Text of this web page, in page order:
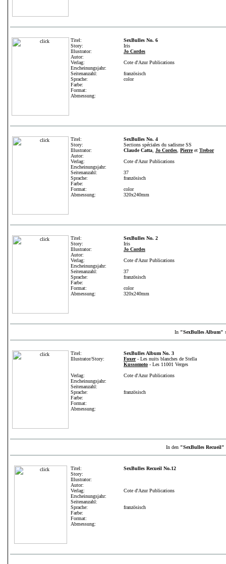
Titel:
Story:
Illustrator:
Autor:
Verlag:
Erscheinungsjahr:
Seitenanzahl:
Sprache:
Farbe:
Format:
Abmessung:
SexBulles No. 6
Iris
Jo Cordes
Cote d'Azur Publications
französisch
color
Titel:
Story:
Illustrator:
Autor:
Verlag:
Erscheinungsjahr:
Seitenanzahl:
Sprache:
Farbe:
Format:
Abmessung:
SexBulles No. 4
Sections spéciales du sadisme SS
Claude Catta Jo Cordes Pierreet Trebor
Cote d'Azur Publications
37
französisch
color
320x240mm
Titel:
Story:
Illustrator:
Autor:
Verlag:
Erscheinungsjahr:
Seitenanzahl:
Sprache:
Farbe:
Format:
Abmessung:
SexBulles No. 2
Iris
Jo Cordes
Cote d'Azur Publications
37
französisch
color
320x240mm
In "SexBulles Album"
Titel:
Illustrator/Story:
Verlag:
Erscheinungsjahr:
Seitenanzahl:
Sprache:
Farbe:
Format:
Abmessung:
SexBulles Album No. 3
Foxer- Les nuits blanches de Stella
Kussomoto - Les 11001 Verges
Cote d'Azur Publications
französisch
In den "SexBulles Recueil"
Titel:
Story:
Illustrator:
Autor:
Verlag:
Erscheinungsjahr:
Seitenanzahl:
Sprache:
Farbe:
Format:
Abmessung:
SexBulles Recueil No.12
Cote d'Azur Publications
französisch